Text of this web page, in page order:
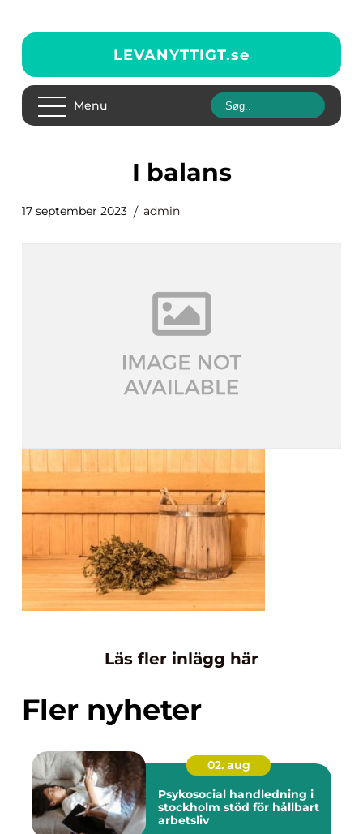
LEVANYTTIGT.se
Menu
i balans
17 september 2023 admin
Läs fler inlägg här
Fler nyheter
02. aug
Psykosocial handledning i
stockholm stöd för hållbart
arbetsliv